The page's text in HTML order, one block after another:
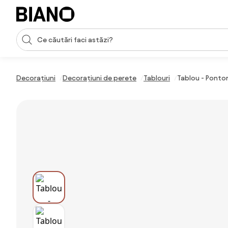
Sari peste navigare, accesează conținutul
Introducerea căutării
Decorațiuni Decorațiuni de perete Tablouri Tablou -